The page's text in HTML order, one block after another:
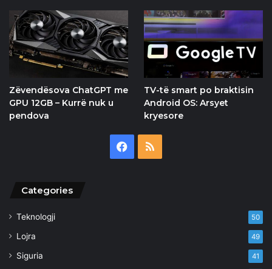
Zëvendësova ChatGPT me
GPU 12GB – Kurrë nuk u
pendova
TV-të smart po braktisin
Android OS: Arsyet
kryesore
Facebook
Categories
Teknologji 50
Lojra 49
Siguria 41